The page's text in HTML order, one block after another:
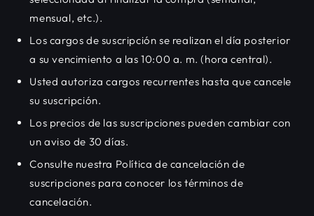
mensual, etc.).
Los cargos de suscripción se realizan el día posterior
a su vencimiento a las 10:00 a. m. (hora central).
Usted autoriza cargos recurrentes hasta que cancele
su suscripción.
Los precios de las suscripciones pueden cambiar con
un aviso de 30 días.
Consulte nuestra Política de cancelación de
suscripciones para conocer los términos de
cancelación.